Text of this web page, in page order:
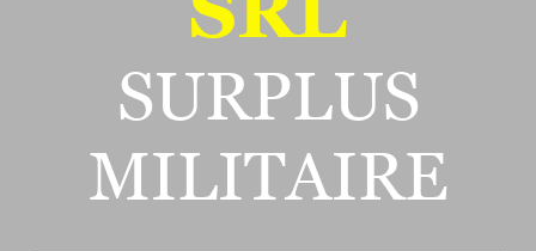
SURPLUS
MILITAIRE